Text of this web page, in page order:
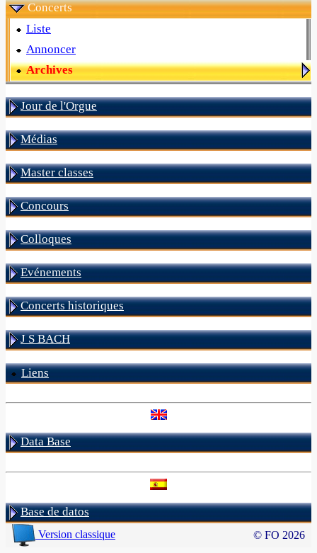
Concerts
Liste
Annoncer
Archives
Jour de l'Orgue
Médias
Master classes
Concours
Colloques
Evénements
Concerts historiques
J S BACH
Liens
Data Base
Base de datos
Version classique © FO 2026